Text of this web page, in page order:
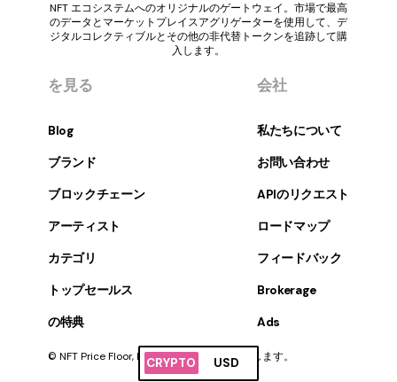
CRYPTO USD
NFT エコシステムへのオリジナルのゲートウェイ。市場で最高
のデータとマーケットプレイスアグリゲーターを使用して、デ
ジタルコレクティブルとその他の非代替トークンを追跡して購
入します。
を見る
Blog
ブランド
ブロックチェーン
アーティスト
カテゴリ
トップセールス
の特典
会社
私たちについて
お問い合わせ
APIのリクエスト
ロードマップ
フィードバック
Brokerage
Ads
© NFT Price Floor, Inc. すべての権利を保有します。